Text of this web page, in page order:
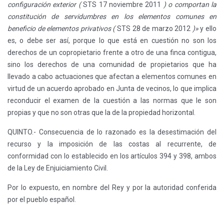
configuración exterior (STS 17 noviembre 2011
) o comportan la
constitución de servidumbres en los elementos comunes en
beneficio de elementos privativos (STS 28 de marzo 2012 )»y ello
es, o debe ser así, porque lo que está en cuestión no son los
derechos de un copropietario frente a otro de una finca contigua,
sino los derechos de una comunidad de propietarios que ha
llevado a cabo actuaciones que afectan a elementos comunes en
virtud de un acuerdo aprobado en Junta de vecinos, lo que implica
reconducir el examen de la cuestión a las normas que le son
propias y que no son otras que la de la propiedad horizontal.
QUINTO.- Consecuencia de lo razonado es la desestimación del
recurso y la imposición de las costas al recurrente, de
conformidad con lo establecido en los artículos 394 y 398, ambos
de la Ley de Enjuiciamiento Civil.
Por lo expuesto, en nombre del Rey y por la autoridad conferida
por el pueblo español.